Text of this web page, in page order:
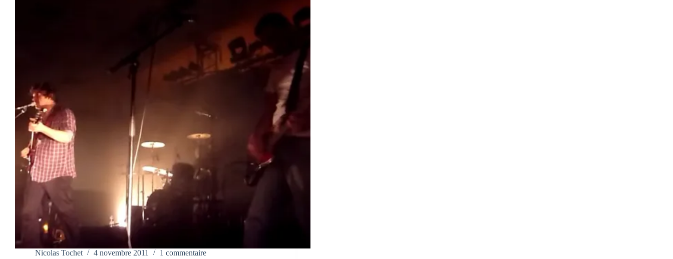
Nicolas Tochet 4 novembre 2011 1 commentaire